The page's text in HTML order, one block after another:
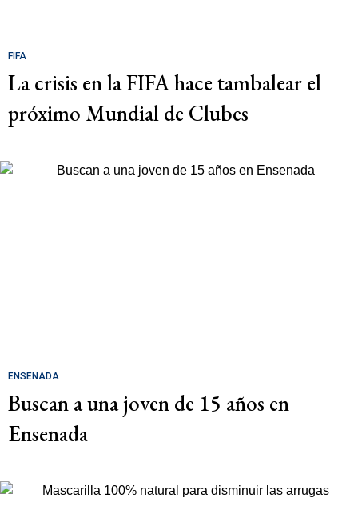
FIFA
La crisis en la FIFA hace tambalear el
próximo Mundial de Clubes
ENSENADA
Buscan a una joven de 15 años en
Ensenada